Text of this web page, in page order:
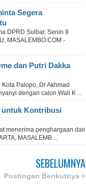
Segera
DPRD Sulbar, Senin 9
MASALEMBO.COM -
dan Putri Dakka
Palopo, Dr Akhmad
dengan calon Wali K ...
untuk Kontribusi
menerima penghargaan dari
MASALEMB ...
SEBELUMNYA
Postingan Berikutnya »